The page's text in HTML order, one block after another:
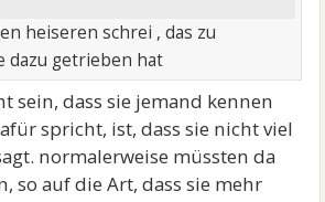
heiseren schrei , das zu
dazu getrieben hat
sein, dass sie jemand kennen
spricht, ist, dass sie nicht viel
normalerweise müssten da
so auf die Art, dass sie mehr